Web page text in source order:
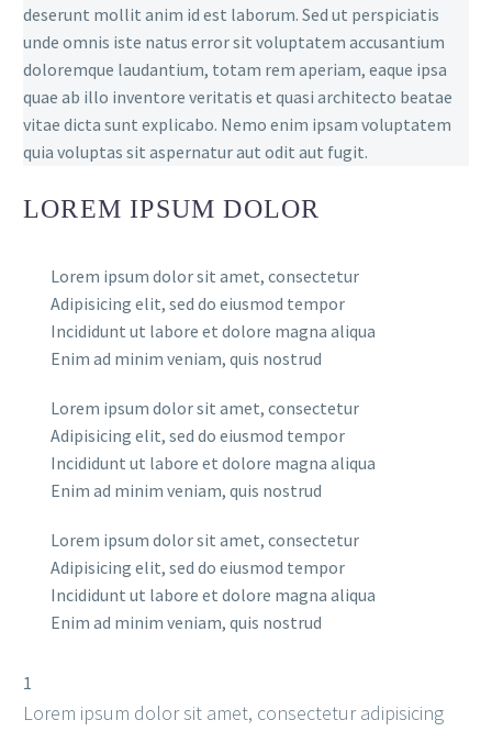
deserunt mollit anim id est laborum. Sed ut perspiciatis
unde omnis iste natus error sit voluptatem accusantium
doloremque laudantium, totam rem aperiam, eaque ipsa
quae ab illo inventore veritatis et quasi architecto beatae
vitae dicta sunt explicabo. Nemo enim ipsam voluptatem
quia voluptas sit aspernatur aut odit aut fugit.
LOREM IPSUM DOLOR
Lorem ipsum dolor sit amet, consectetur
Adipisicing elit, sed do eiusmod tempor
Incididunt ut labore et dolore magna aliqua
Enim ad minim veniam, quis nostrud
Lorem ipsum dolor sit amet, consectetur
Adipisicing elit, sed do eiusmod tempor
Incididunt ut labore et dolore magna aliqua
Enim ad minim veniam, quis nostrud
Lorem ipsum dolor sit amet, consectetur
Adipisicing elit, sed do eiusmod tempor
Incididunt ut labore et dolore magna aliqua
Enim ad minim veniam, quis nostrud
1
Lorem ipsum dolor sit amet, consectetur adipisicing